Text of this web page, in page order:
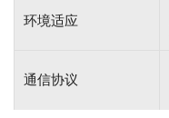
环境适应
通信协议